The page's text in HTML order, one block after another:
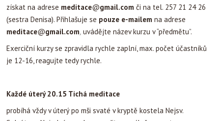
získat na adrese meditace@gmail.com či na tel. 257 21 24 26
(sestra Denisa). Přihlašuje se pouze e-mailem na adrese
meditace@gmail.com, uvádějte název kurzu v “předmětu”.
Exerciční kurzy se zpravidla rychle zaplní, max. počet účastníků
je 12-16, reagujte tedy rychle.
Každé úterý 20.15 Tichá meditace
probíhá vždy v úterý po mši svaté v kryptě kostela Nejsv.